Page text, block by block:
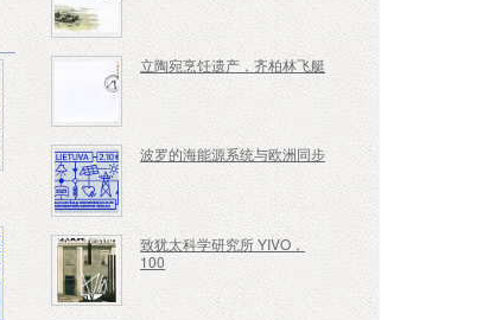
立陶宛烹饪遗产，齐柏林飞艇
波罗的海能源系统与欧洲同步
致犹太科学研究所 YIVO，
100